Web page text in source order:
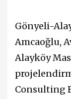
Gönyeli-
Amcaoğlu,
Alayköy
Consulting